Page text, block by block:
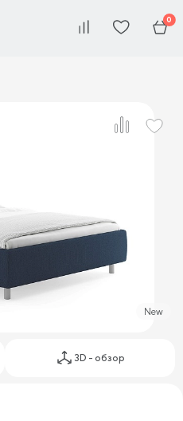
0
New
3D - обзор